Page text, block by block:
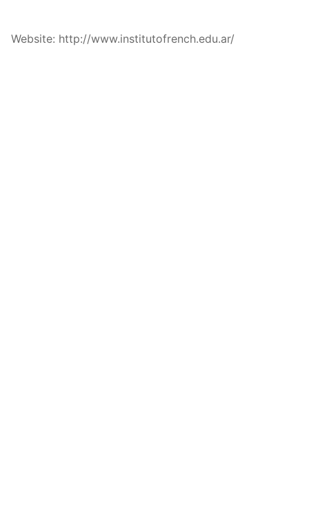
Website: http://www.institutofrench.edu.ar/